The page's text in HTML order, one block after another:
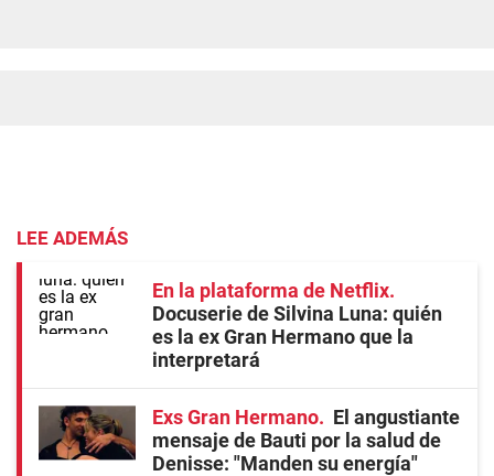
LEE ADEMÁS
En la plataforma de Netflix
Docuserie de Silvina Luna: quién
es la ex Gran Hermano que la
interpretará
Exs Gran Hermano
El angustiante
mensaje de Bauti por la salud de
Denisse: "Manden su energía"